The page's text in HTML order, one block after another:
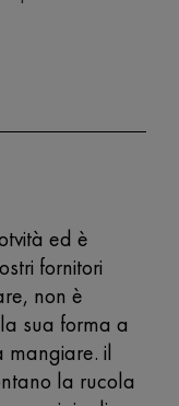
ed è
fornitori
non è
sua forma a
il
la rucola